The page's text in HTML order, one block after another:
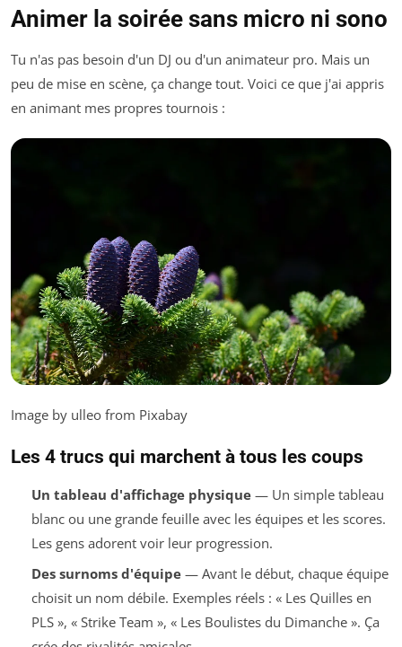
Animer la soirée sans micro ni sono
Tu n'as pas besoin d'un DJ ou d'un animateur pro. Mais un
peu de mise en scène, ça change tout. Voici ce que j'ai appris
en animant mes propres tournois :
Image by ulleo from Pixabay
Les 4 trucs qui marchent à tous les coups
Un tableau d'affichage physique— Un simple tableau
blanc ou une grande feuille avec les équipes et les scores.
Les gens adorent voir leur progression.
Des surnoms d'équipe— Avant le début, chaque équipe
choisit un nom débile. Exemples réels : « Les Quilles en
PLS », « Strike Team », « Les Boulistes du Dimanche ». Ça